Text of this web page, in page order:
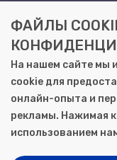
КОНТАКТЫ
Саратов, ул.
+7 (8452) 72-65-65
gemera@moya-
ФАЙЛЫ
На нашем сайте мы
cookie для
онлайн-опыта и
рекламы. Нажимая
использованием